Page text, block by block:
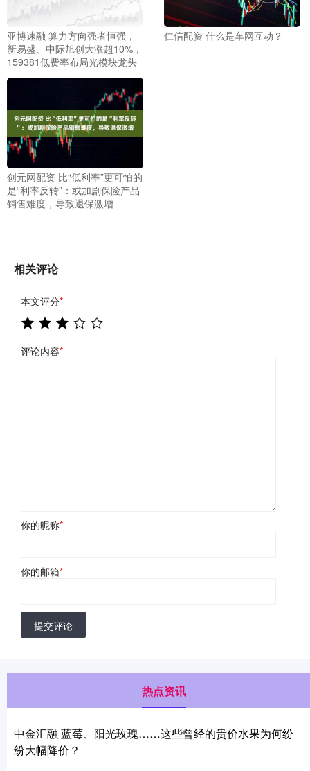
亚博速融 算力方向强者恒强，
新易盛、中际旭创大涨超10%，
159381低费率布局光模块龙头
仁信配资 什么是车网互动？
创元网配资 比“低利率”更可怕的
是“利率反转”：或加剧保险产品
销售难度，导致退保激增
相关评论
本文评分*
评论内容*
你的昵称*
你的邮箱*
提交评论
热点资讯
中金汇融 蓝莓、阳光玫瑰……这些曾经的贵价水果为何纷
纷大幅降价？